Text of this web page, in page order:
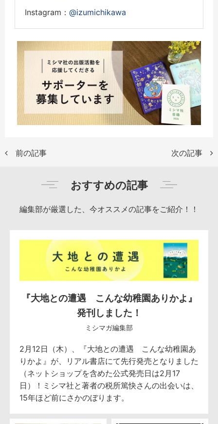
Instagram： @izumichikawa
前の記事 次の記事
おすすめの記事
編集部が厳選した、今オススメの記事をご紹介！！
『大地との遭遇 こんな幼稚園ありかよ』
発刊しました！
ミシマガ編集部
2月12日（木）、『大地との遭遇 こんな幼稚園あ
りかよ』が、リアル書店にて先行発売となりました
（ネットショップを含めた公式発売日は2月17
日）！ミシマ社と著者の税所篤快さんの出会いは、
15年ほど前にさかのぼります。